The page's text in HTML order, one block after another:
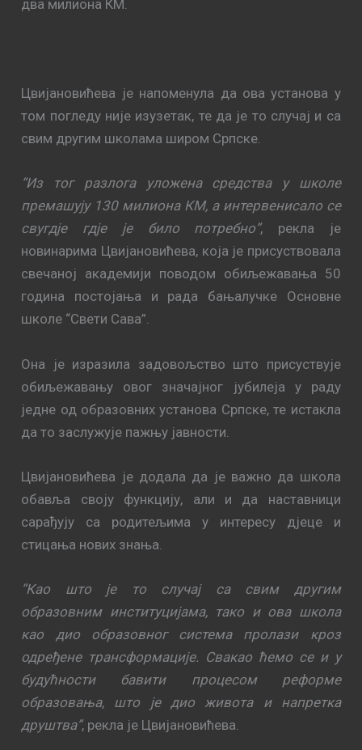
два милиона КМ.
Цвијановићева је напоменула да ова установа у
том погледу није изузетак, те да је то случај и са
свим другим школама широм Српске.
“Из тог разлога уложена средства у школе
премашују 130 милиона КМ, а интервенисало се
свугдје гдје је било потребно”, рекла је
новинарима Цвијановићева, која је присуствовала
свечаној академији поводом обиљежавања 50
година постојања и рада бањалучке Основне
школе “Свети Сава”.
Она је изразила задовољство што присуствује
обиљежавању овог значајног јубилеја у раду
једне од образовних установа Српске, те истакла
да то заслужује пажњу јавности.
Цвијановићева је додала да је важно да школа
обавља своју функцију, али и да наставници
сарађују са родитељима у интересу дјеце и
стицања нових знања.
“Као што је то случај са свим другим
образовним институцијама, тако и ова школа
као дио образовног система пролази кроз
одређене трансформације. Свакао ћемо се и у
будућности бавити процесом реформе
образовања, што је дио живота и напретка
друштва”, рекла је Цвијановићева.